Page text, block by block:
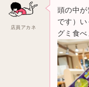
店員アカネ
頭の中
です）
グミ食べ